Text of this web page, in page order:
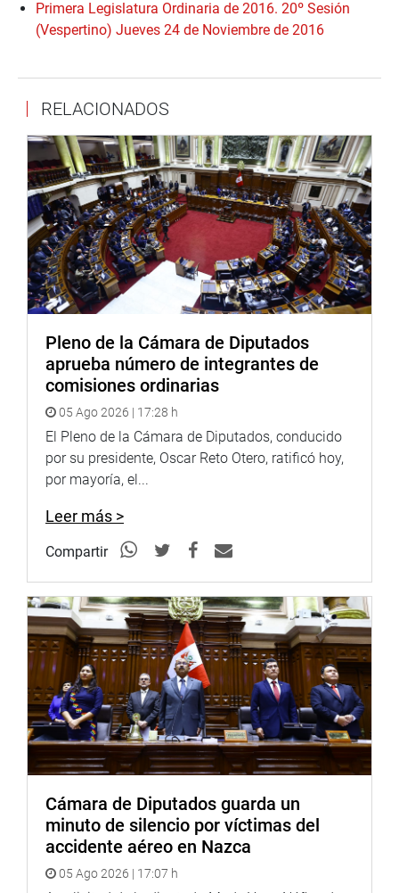
Primera Legislatura Ordinaria de 2016. 20º Sesión
(Vespertino) Jueves 24 de Noviembre de 2016
RELACIONADOS
Pleno de la Cámara de Diputados
aprueba número de integrantes de
comisiones ordinarias
05 Ago 2026 | 17:28 h
El Pleno de la Cámara de Diputados, conducido
por su presidente, Oscar Reto Otero, ratificó hoy,
por mayoría, el...
Leer más >
Compartir
Cámara de Diputados guarda un
minuto de silencio por víctimas del
accidente aéreo en Nazca
05 Ago 2026 | 17:07 h